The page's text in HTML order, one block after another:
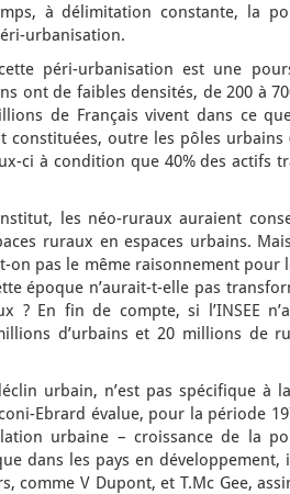
à délimitation constante, la
urbanisation.
péri-urbanisation est une
ont de faibles densités, de 200 à
de Français vivent dans ce que
outre les pôles urbains
ci à condition que 40% des actifs
les néo-ruraux auraient
ruraux en espaces urbains.
pas le même raisonnement pour
époque n’aurait-t-elle pas
? En fin de compte, si l’INSEE
d’urbains et 20 millions de
urbain, n’est pas spécifique à
Ebrard évalue, pour la période
urbaine – croissance de la
dans les pays en développement,
comme V Dupont, et T.Mc Gee,